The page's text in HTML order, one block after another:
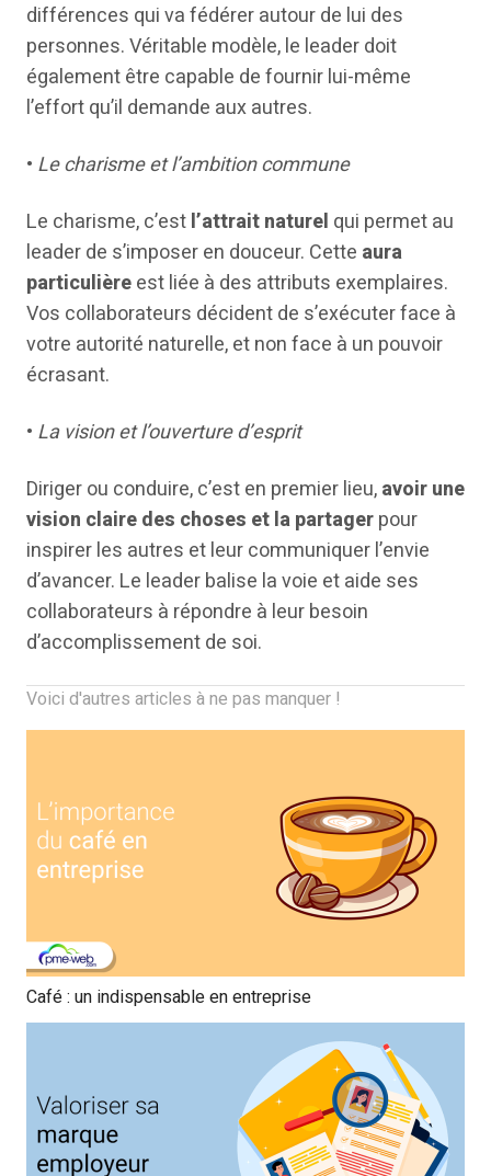
différences qui va fédérer autour de lui des
personnes. Véritable modèle, le leader doit
également être capable de fournir lui-même
l’effort qu’il demande aux autres.
• Le charisme et l’ambition commune
Le charisme, c’estl’attrait naturel qui permet au
leader de s’imposer en douceur. Cette aura
particulièreest liée à des attributs exemplaires.
Vos collaborateurs décident de s’exécuter face à
votre autorité naturelle, et non face à un pouvoir
écrasant.
• La vision et l’ouverture d’esprit
Diriger ou conduire, c’est en premier lieu,avoir une
vision claire des choses et la partagerpour
inspirer les autres et leur communiquer l’envie
d’avancer. Le leader balise la voie et aide ses
collaborateurs à répondre à leur besoin
d’accomplissement de soi.
Voici d'autres articles à ne pas manquer !
Café : un indispensable en entreprise